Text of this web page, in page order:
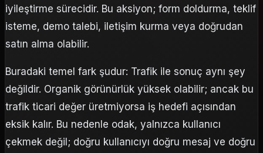
iyileştirme sürecidir. Bu aksiyon; form doldurma, teklif
isteme, demo talebi, iletişim kurma veya doğrudan
satın alma olabilir.
Buradaki temel fark şudur: Trafik ile sonuç aynı şey
değildir. Organik görünürlük yüksek olabilir; ancak bu
trafik ticari değer üretmiyorsa iş hedefi açısından
eksik kalır. Bu nedenle odak, yalnızca kullanıcı
çekmek değil; doğru kullanıcıyı doğru mesaj ve doğru